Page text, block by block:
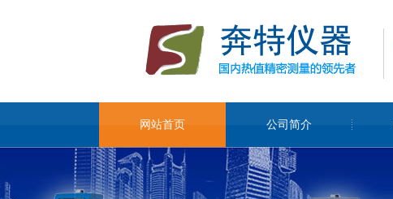
网站首页 公司简介